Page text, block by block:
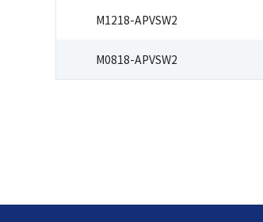
M1218-APVSW2
M0818-APVSW2